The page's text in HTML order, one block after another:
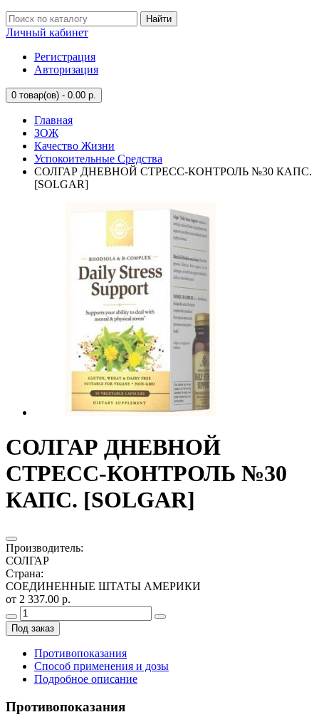
Найти
Личный кабинет
Регистрация
Авторизация
0 товар(ов) - 0.00 р.
Главная
ЗОЖ
Качество Жизни
Успокоительные Средства
СОЛГАР ДНЕВНОЙ СТРЕСС-КОНТРОЛЬ №30 КАПС.
[SOLGAR]
СОЛГАР ДНЕВНОЙ
СТРЕСС-КОНТРОЛЬ №30
КАПС. [SOLGAR]
Производитель:
СОЛГАР
Страна:
СОЕДИНЕННЫЕ ШТАТЫ АМЕРИКИ
от 2 337.00 р.
Под заказ
Противопоказания
Способ применения и дозы
Подробное описание
Противопоказания